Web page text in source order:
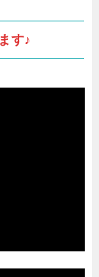
す♪